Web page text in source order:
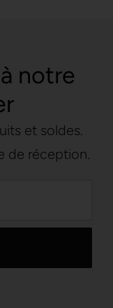
notre
et soldes.
de réception.